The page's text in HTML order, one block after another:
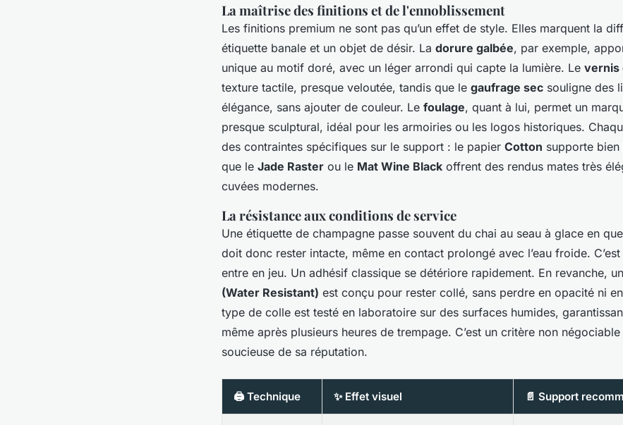
La maîtrise des finitions et de l'ennoblissement
Les finitions premium ne sont pas qu’un effet de style. Elles marquent la
étiquette banale et un objet de désir. La dorure galbée, par exemple,
unique au motif doré, avec un léger arrondi qui capte la lumière. Le vernis
texture tactile, presque veloutée, tandis que le gaufrage sec souligne des
élégance, sans ajouter de couleur. Le foulage, quant à lui, permet un
presque sculptural, idéal pour les armoiries ou les logos historiques.
des contraintes spécifiques sur le support : le papier Cotton supporte
que le Jade Raster ou le Mat Wine Black offrent des rendus mates très
cuvées modernes.
La résistance aux conditions de service
Une étiquette de champagne passe souvent du chai au seau à glace en
doit donc rester intacte, même en contact prolongé avec l’eau froide. C’est
entre en jeu. Un adhésif classique se détériore rapidement. En revanche,
(Water Resistant) est conçu pour rester collé, sans perdre en opacité ni
type de colle est testé en laboratoire sur des surfaces humides,
même après plusieurs heures de trempage. C’est un critère non
soucieuse de sa réputation.
🖨️ Technique ✨ Effet visuel 📄 Support